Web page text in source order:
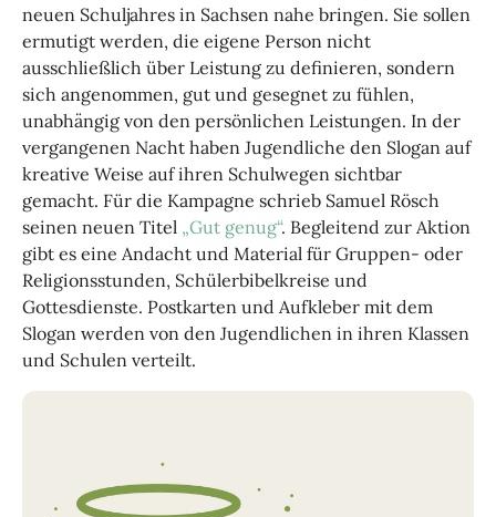
neuen Schuljahres in Sachsen nahe bringen. Sie sollen
ermutigt werden, die eigene Person nicht
ausschließlich über Leistung zu definieren, sondern
sich angenommen, gut und gesegnet zu fühlen,
unabhängig von den persönlichen Leistungen. In der
vergangenen Nacht haben Jugendliche den Slogan auf
kreative Weise auf ihren Schulwegen sichtbar
gemacht. Für die Kampagne schrieb Samuel Rösch
seinen neuen Titel „Gut genug“. Begleitend zur Aktion
gibt es eine Andacht und Material für Gruppen- oder
Religionsstunden, Schülerbibelkreise und
Gottesdienste. Postkarten und Aufkleber mit dem
Slogan werden von den Jugendlichen in ihren Klassen
und Schulen verteilt.